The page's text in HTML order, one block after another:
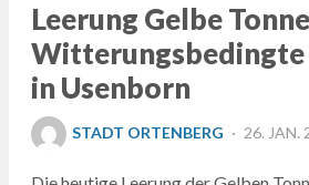
Leerung Gelbe
Witterungsbedingte
in Usenborn
STADT ORTENBERG
POSTED
26. JAN.